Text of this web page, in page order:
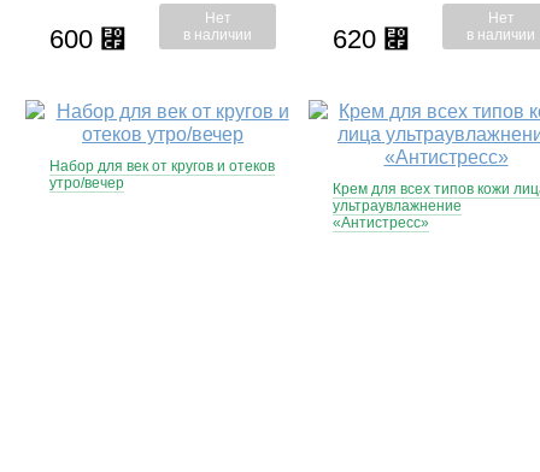
600 ⃏
Нет
в наличии
620 ⃏
Нет
в наличии
Набор для век от кругов и отеков
утро/вечер
Крем для всех типов кожи
ультраувлажнение
«Антистресс»